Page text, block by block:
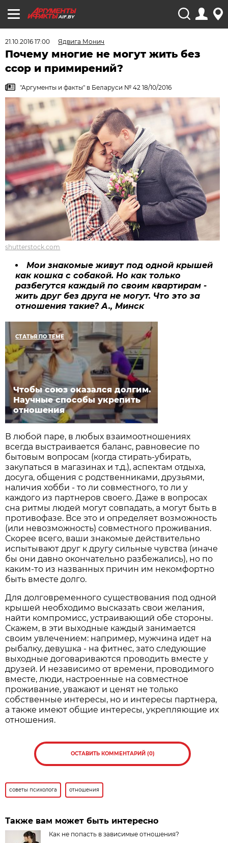
AIF.BY
21.10.2016 17:00 Ядвига Монич
Почему многие не могут жить без
ссор и примирений?
"Аргументы и факты" в Беларуси № 42 18/10/2016
shutterstock.com
Мои знакомые живут под одной крышей
как кошка с собакой. Но как только
разбегутся каждый по своим квартирам -
жить друг без друга не могут. Что это за
отношения такие?А., Минск
СТАТЬЯ ПО ТЕМЕ
Чтобы союз оказался долгим.
Научные способы укрепить
отношения
В любой паре, в любых взаимоотношениях
всегда выстраивается баланс, равновесие по
бытовым вопросам (когда стирать-убирать,
закупаться в магазинах и т.д.), аспектам отдыха,
досуга, общения с родственниками, друзьями,
наличия хобби - то ли совместного, то ли у
каждого из партнеров своего. Даже в вопросах
сна ритмы людей могут совпадать, а могут быть в
противофазе. Все это и определяет возможность
(или невозможность) совместного проживания.
Скорее всего, ваши знакомые действительно
испытывают друг к другу сильные чувства (иначе
бы они давно окончательно разбежались), но по
каким-то из названных причин им некомфортно
быть вместе долго.
Для долговременного существования под одной
крышей необходимо высказать свои желания,
найти компромисс, устраивающий обе стороны.
Скажем, в эти выходные каждый занимается
своим увлечением: например, мужчина идет на
рыбалку, девушка - на фитнес, зато следующие
выходные договариваются проводить вместе у
друзей. И независимо от времени, проводимого
вместе, люди, настроенные на совместное
проживание, уважают и ценят не только
собственные интересы, но и интересы партнера,
а также имеют общие интересы, укрепляющие их
отношения.
ОСТАВИТЬ КОММЕНТАРИЙ (0)
советы психолога отношения
Также вам может быть интересно
Как не попасть в зависимые отношения?